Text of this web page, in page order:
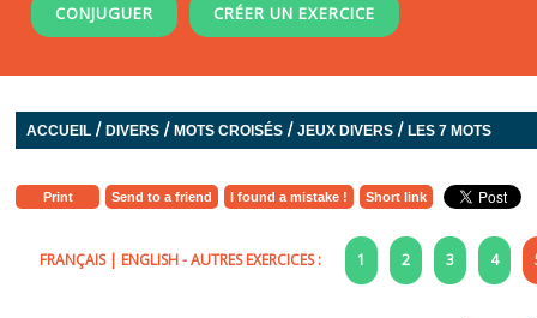
CONJUGUER CRÉER UN EXERCICE
ACCUEIL/ DIVERS/ MOTS CROISÉS/ JEUX DIVERS/ LES 7 MOTS
Print Send to a friend I found a mistake ! Short link
FRANÇAIS| ENGLISH- AUTRES EXERCICES : 1 2 3 4